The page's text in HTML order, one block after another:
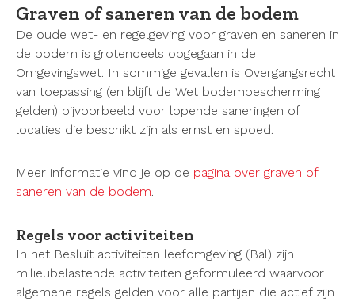
Graven of saneren van de bodem
De oude wet- en regelgeving voor graven en saneren in
de bodem is grotendeels opgegaan in de
Omgevingswet. In sommige gevallen is Overgangsrecht
van toepassing (en blijft de Wet bodembescherming
gelden) bijvoorbeeld voor lopende saneringen of
locaties die beschikt zijn als ernst en spoed.
Meer informatie vind je op de pagina over graven of
saneren van de bodem.
Regels voor activiteiten
In het Besluit activiteiten leefomgeving (Bal) zijn
milieubelastende activiteiten geformuleerd waarvoor
algemene regels gelden voor alle partijen die actief zijn